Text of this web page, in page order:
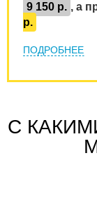
9 150 р. , а
р.
ПОДРОБНЕЕ
С